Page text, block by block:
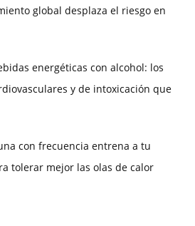
global desplaza el riesgo en
energéticas con alcohol: los
y de intoxicación que
con frecuencia entrena a tu
tolerar mejor las olas de calor